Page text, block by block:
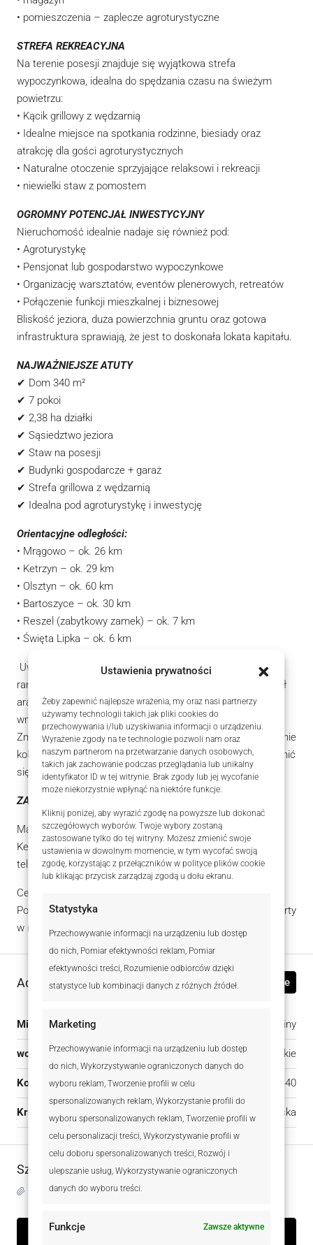
Ustawienia prywatności
Żeby zapewnić najlepsze wrażenia, my oraz nasi partnerzy
używamy technologii takich jak pliki cookies do
przechowywania i/lub uzyskiwania informacji o urządzeniu.
Wyrażenie zgody na te technologie pozwoli nam oraz
naszym partnerom na przetwarzanie danych osobowych,
takich jak zachowanie podczas przeglądania lub unikalny
identyfikator ID w tej witrynie. Brak zgody lub jej wycofanie
może niekorzystnie wpłynąć na niektóre funkcje.
Kliknij poniżej, aby wyrazić zgodę na powyższe lub dokonać
szczegółowych wyborów. Twoje wybory zostaną
zastosowane tylko do tej witryny. Możesz zmienić swoje
ustawienia w dowolnym momencie, w tym wycofać swoją
zgodę, korzystając z przełączników w polityce plików cookie
lub klikając przycisk zarządzaj zgodą u dołu ekranu.
Statystyka
Przechowywanie informacji na urządzeniu lub dostęp
do nich, Pomiar efektywności reklam, Pomiar
efektywności treści, Rozumienie odbiorców dzięki
statystyce lub kombinacji danych z różnych źródeł.
Marketing
Przechowywanie informacji na urządzeniu lub dostęp
do nich, Wykorzystywanie ograniczonych danych do
wyboru reklam, Tworzenie profili w celu
spersonalizowanych reklam, Wykorzystanie profili do
wyboru spersonalizowanych reklam, Tworzenie profili w
celu personalizacji treści, Wykorzystywanie profili w
celu doboru spersonalizowanych treści, Rozwój i
ulepszanie usług, Wykorzystywanie ograniczonych
danych do wyboru treści.
Funkcje Zawsze aktywne
• pomieszczenia – zaplecze agroturystyczne
STREFA REKREACYJNA
Na terenie posesji znajduje się wyjątkowa strefa
wypoczynkowa, idealna do spędzania czasu na świeżym
powietrzu:
• Kącik grillowy z wędzarnią
• Idealne miejsce na spotkania rodzinne, biesiady oraz
atrakcję dla gości agroturystycznych
• Naturalne otoczenie sprzyjające relaksowi i rekreacji
• niewielki staw z pomostem
OGROMNY POTENCJAŁ INWESTYCYJNY
Nieruchomość idealnie nadaje się również pod:
• Agroturystykę
• Pensjonat lub gospodarstwo wypoczynkowe
• Organizację warsztatów, eventów plenerowych, retreatów
• Połączenie funkcji mieszkalnej i biznesowej
Bliskość jeziora, duża powierzchnia gruntu oraz gotowa
infrastruktura sprawiają, że jest to doskonała lokata kapitału.
NAJWAŻNIEJSZE ATUTY
✔ Dom 340 m²
✔ 7 pokoi
✔ 2,38 ha działki
✔ Sąsiedztwo jeziora
✔ Staw na posesji
✔ Budynki gospodarcze + garaż
✔ Strefa grillowa z wędzarnią
✔ Idealna pod agroturystykę i inwestycję
Orientacyjne odległości:
• Mrągowo – ok. 26 km
• Ketrzyn – ok. 29 km
• Olsztyn – ok. 60 km
• Bartoszyce – ok. 30 km
• Reszel (zabytkowy zamek) – ok. 7 km
• Święta Lipka – ok. 6 km
Uwaga: Na wybranych zdjęciach zmieniono kolor ścian w
ramach wizualizacji cyfrowej , aby zaprezentować potencjał
aranżacyjny nieruchomości oraz możliwość odświeżenia
wnętrz.
Zmiany mają charakter wyłącznie poglądowy (dotyczą jedynie
kolorystyki ścian). Rzeczywisty stan i kolor ścian mogą różnić
się od przedstawionych na wizualizacjach.
ZAPRASZAM NA PREZENTACJĘ
Marcin Meller
Keller Williams Partners
tel: 535 353 193
Certyfikat energetyczny w przygotowaniu
Powyższy opis ma charakter informacyjny i nie stanowi oferty
w rozumieniu przepisów Kodeksu Cywilnego.
Adres Otwórz w Mapach Google
Miasto: Leginy
województwo: warmińsko-mazurskie
Kod pocztowy: 11-440
Kraj: Polska
Szczegóły
Zaktualizowano na 5 sierpnia, 2026 w 9:58 am